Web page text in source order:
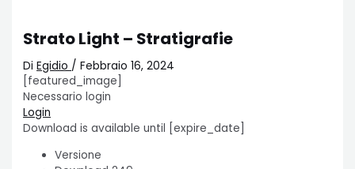
Strato Light – Stratigrafie
DiEgidio /Febbraio 16, 2024
[featured_image]
Necessario login
Login
Download is available until [expire_date]
Versione